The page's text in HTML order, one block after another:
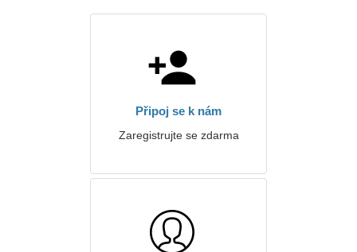
Připoj se k nám
Zaregistrujte se zdarma